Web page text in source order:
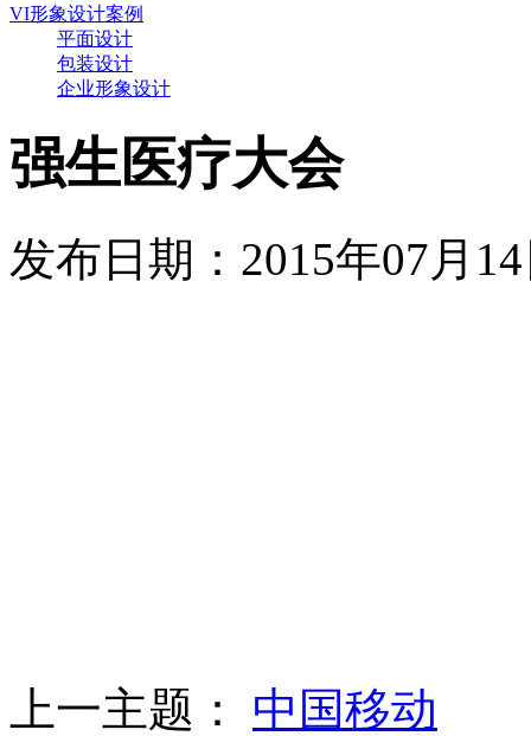
VI形象设计案例
平面设计
包装设计
企业形象设计
强生医疗大会
发布日期： 2015年07月
上一主题： 中国移动